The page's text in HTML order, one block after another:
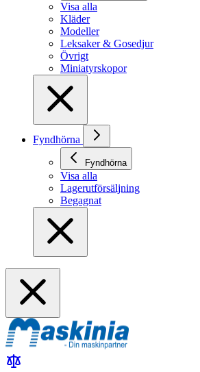
Visa alla
Kläder
Modeller
Leksaker & Gosedjur
Övrigt
Miniatyrskopor
Fyndhörna
Fyndhörna
Visa alla
Lagerutförsäljning
Begagnat